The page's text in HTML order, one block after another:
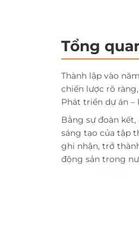
Tổng
Thành lập vào
chiến lược rõ
Phát triển dự án –
Bằng sự đoàn
sáng tạo của tập
ghi nhận, trở
động sản trong